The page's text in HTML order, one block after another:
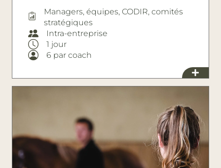
Managers, équipes, CODIR, comités
stratégiques
Intra-entreprise
1 jour
6 par coach